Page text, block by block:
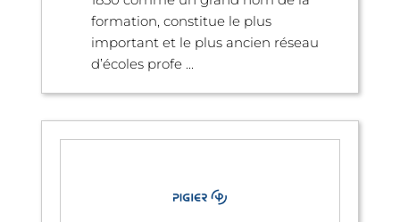
formation, constitue le plus
important et le plus ancien réseau
d’écoles profe ...